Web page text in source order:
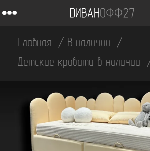
Главная
В наличии
Детские кровати в наличии